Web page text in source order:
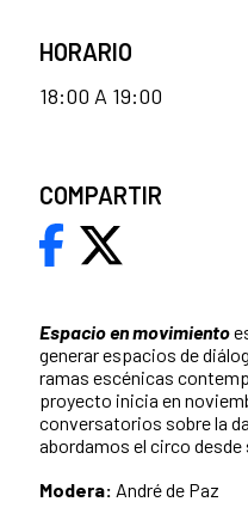
Espacio en movimiento
generar espacios de
ramas escénicas
proyecto inicia en
conversatorios sobre la
abordamos el circo
Modera: André de Paz
HORARIO
18:00 A 19:00
COMPARTIR